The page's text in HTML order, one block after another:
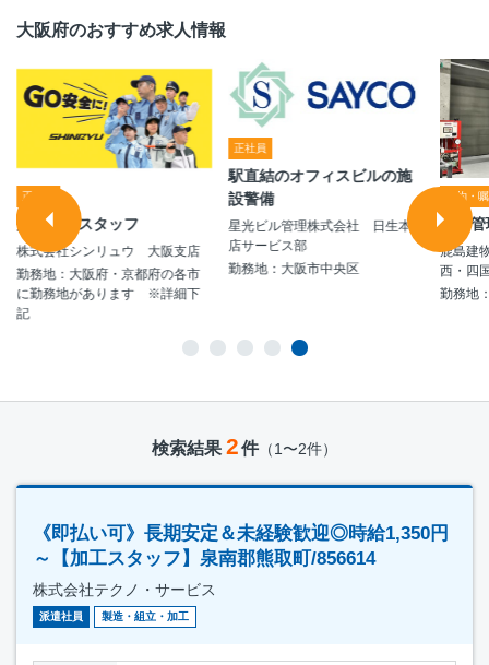
大阪府のおすすめ求人情報
正社員
施設警備スタッフ
株式会社シンリュウ 大阪支店
勤務地：大阪府・京都府の各市
に勤務地があります ※詳細下
記
正社員
駅直結のオフィスビルの施
設警備
星光ビル管理株式会社 日生本
店サービス部
勤務地：大阪市中央区
契約・
設備
鹿島建
西・四
勤務地
検索結果 2件（1〜2件）
《即払い可》長期安定＆未経験歓迎◎時給1,350円
～【加工スタッフ】泉南郡熊取町/856614
株式会社テクノ・サービス
派遣社員 製造・組立・加工